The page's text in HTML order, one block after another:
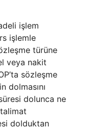
işlem
işlemle
türüne
veya nakit
sözleşme
dolmasını
dolunca ne
dolduktan